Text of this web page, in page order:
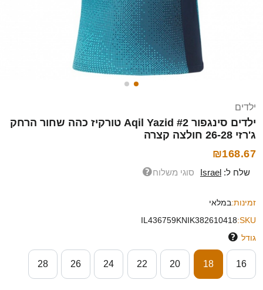
ילדים
ילדים סינגפור Aqil Yazid #2 טורקיז כהה שחור הרחק
ג'רזי 26-28 חולצה קצרה
₪168.67
שלח ל: Israel סוגי משלוח
זמינות:במלאי
SKU:
IL436759KNIK382610418
גודל
16
18
20
22
24
26
28